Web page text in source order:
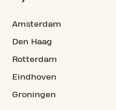
Amsterdam
Den Haag
Rotterdam
Eindhoven
Groningen